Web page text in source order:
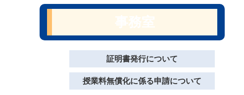
証明書発行について
授業料無償化に係る申請について